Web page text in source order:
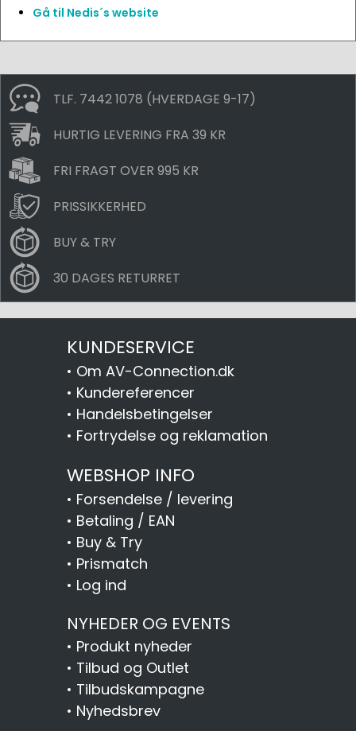
Gå til Nedis´s website
TLF. 7442 1078 (HVERDAGE 9-17)
HURTIG LEVERING FRA 39 KR
FRI FRAGT OVER 995 KR
PRISSIKKERHED
BUY & TRY
30 DAGES RETURRET
KUNDESERVICE
• Om AV-Connection.dk
• Kundereferencer
• Handelsbetingelser
• Fortrydelse og reklamation
WEBSHOP INFO
• Forsendelse / levering
• Betaling / EAN
• Buy & Try
• Prismatch
• Log ind
NYHEDER OG EVENTS
• Produkt nyheder
• Tilbud og Outlet
• Tilbudskampagne
• Nyhedsbrev